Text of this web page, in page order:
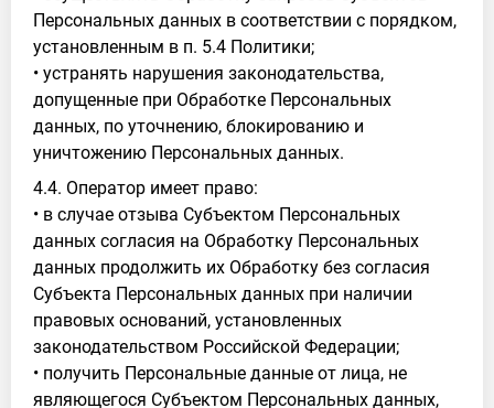
Персональных данных в соответствии с порядком,
установленным в п. 5.4 Политики;
• устранять нарушения законодательства,
допущенные при Обработке Персональных
данных, по уточнению, блокированию и
уничтожению Персональных данных.
4.4. Оператор имеет право:
• в случае отзыва Субъектом Персональных
данных согласия на Обработку Персональных
данных продолжить их Обработку без согласия
Субъекта Персональных данных при наличии
правовых оснований, установленных
законодательством Российской Федерации;
• получить Персональные данные от лица, не
являющегося Субъектом Персональных данных,